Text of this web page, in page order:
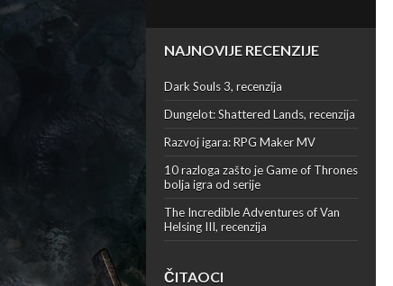
NAJNOVIJE RECENZIJE
Dark Souls 3, recenzija
Dungelot: Shattered Lands, recenzija
Razvoj igara: RPG Maker MV
10 razloga zašto je Game of Thrones
bolja igra od serije
The Incredible Adventures of Van
Helsing III, recenzija
ČITAOCI